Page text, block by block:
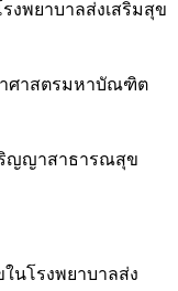
พยาบาลส่งเสริมสุข
าศาสตรมหาบัณฑิต
ริญญาสาธารณสุข
นโรงพยาบาลส่ง